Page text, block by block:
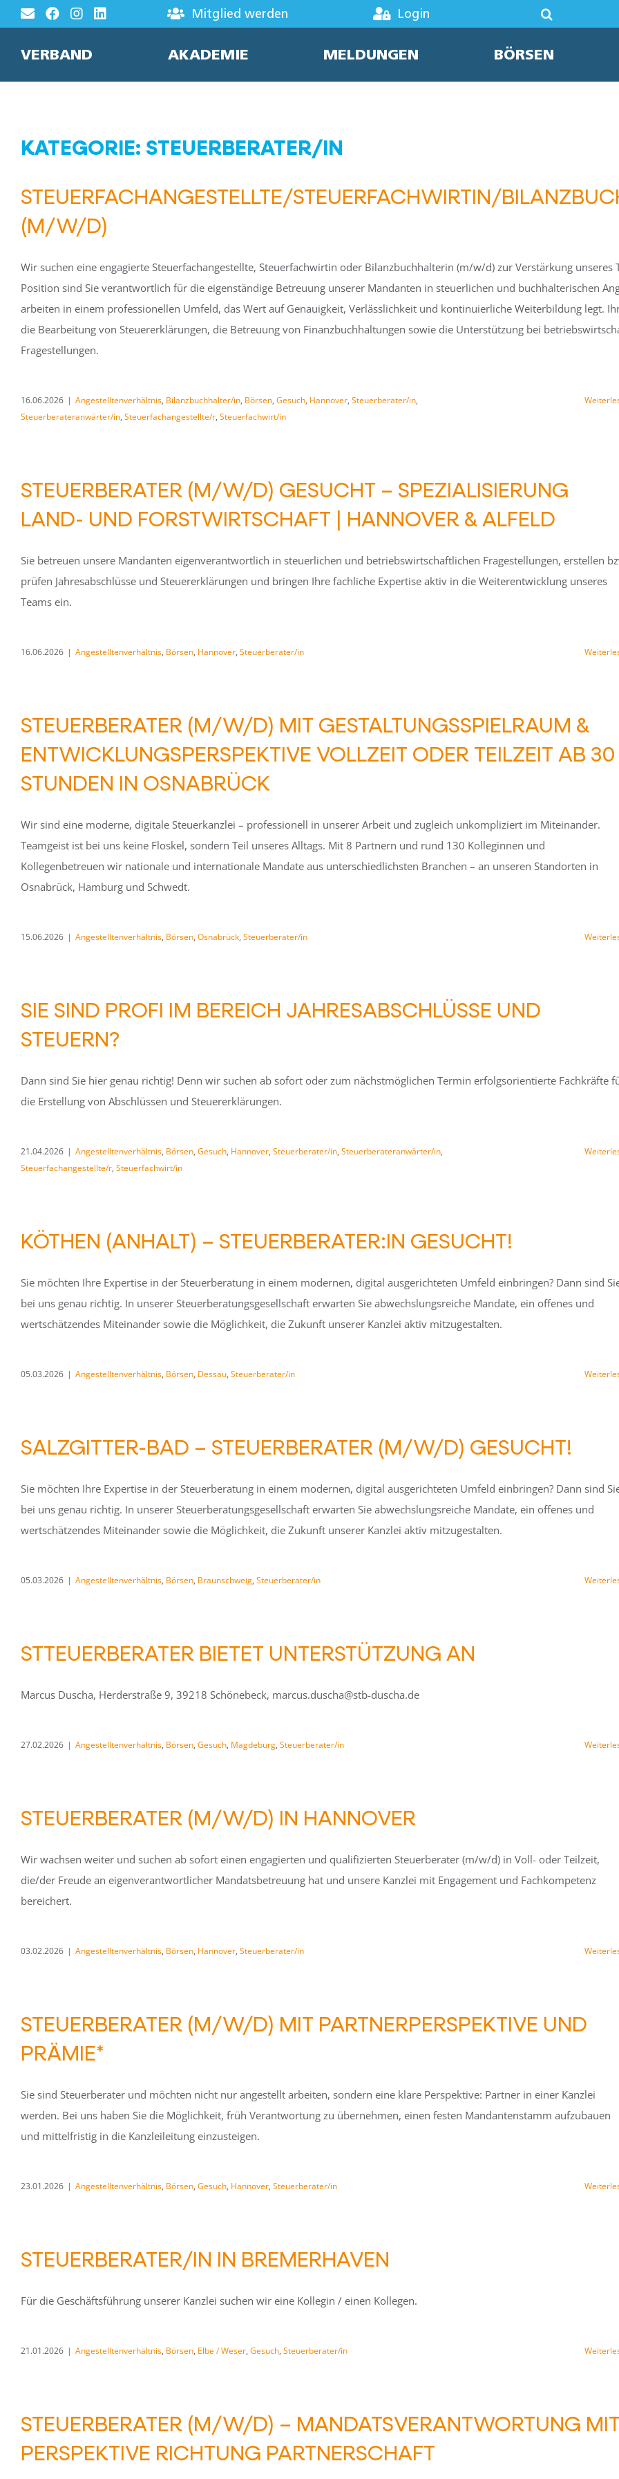
Zum
Inhalt
springen
Mitglied werden Login
VERBAND AKADEMIE MELDUNGEN BÖRSEN
KATEGORIE: STEUERBERATER/IN
STEUERFACHANGESTELLTE/STEUERFACHWIRTIN/
(M/W/D)
Wir suchen eine engagierte Steuerfachangestellte, Steuerfachwirtin oder Bilanzbuchhalterin (m/w/d) zur Verstärkung unseres
Position sind Sie verantwortlich für die eigenständige Betreuung unserer Mandanten in steuerlichen und buchhalterischen
arbeiten in einem professionellen Umfeld, das Wert auf Genauigkeit, Verlässlichkeit und kontinuierliche Weiterbildung legt.
die Bearbeitung von Steuererklärungen, die Betreuung von Finanzbuchhaltungen sowie die Unterstützung bei
Fragestellungen.
16.06.2026 | Angestelltenverhältnis, Bilanzbuchhalter/in, Börsen, Gesuch, Hannover, Steuerberater/in,
Steuerberateranwärter/in, Steuerfachangestellte/r, Steuerfachwirt/in
STEUERBERATER (M/W/D) GESUCHT – SPEZIALISIERUNG
LAND- UND FORSTWIRTSCHAFT | HANNOVER & ALFELD
Sie betreuen unsere Mandanten eigenverantwortlich in steuerlichen und betriebswirtschaftlichen Fragestellungen, erstellen
prüfen Jahresabschlüsse und Steuererklärungen und bringen Ihre fachliche Expertise aktiv in die Weiterentwicklung unseres
Teams ein.
16.06.2026 | Angestelltenverhältnis, Börsen, Hannover, Steuerberater/in
STEUERBERATER (M/W/D) MIT GESTALTUNGSSPIELRAUM &
ENTWICKLUNGSPERSPEKTIVE VOLLZEIT ODER TEILZEIT AB 30
STUNDEN IN OSNABRÜCK
Wir sind eine moderne, digitale Steuerkanzlei – professionell in unserer Arbeit und zugleich unkompliziert im Miteinander.
Teamgeist ist bei uns keine Floskel, sondern Teil unseres Alltags. Mit 8 Partnern und rund 130 Kolleginnen und
Kollegenbetreuen wir nationale und internationale Mandate aus unterschiedlichsten Branchen – an unseren Standorten in
Osnabrück, Hamburg und Schwedt.
15.06.2026 | Angestelltenverhältnis, Börsen, Osnabrück, Steuerberater/in
SIE SIND PROFI IM BEREICH JAHRESABSCHLÜSSE UND
STEUERN?
Dann sind Sie hier genau richtig! Denn wir suchen ab sofort oder zum nächstmöglichen Termin erfolgsorientierte Fachkräfte
die Erstellung von Abschlüssen und Steuererklärungen.
21.04.2026 | Angestelltenverhältnis, Börsen, Gesuch, Hannover, Steuerberater/in, Steuerberateranwärter/in,
Steuerfachangestellte/r, Steuerfachwirt/in
KÖTHEN (ANHALT) – STEUERBERATER:IN GESUCHT!
Sie möchten Ihre Expertise in der Steuerberatung in einem modernen, digital ausgerichteten Umfeld einbringen? Dann sind
bei uns genau richtig. In unserer Steuerberatungsgesellschaft erwarten Sie abwechslungsreiche Mandate, ein offenes und
wertschätzendes Miteinander sowie die Möglichkeit, die Zukunft unserer Kanzlei aktiv mitzugestalten.
05.03.2026 | Angestelltenverhältnis, Börsen, Dessau, Steuerberater/in
SALZGITTER-BAD – STEUERBERATER (M/W/D) GESUCHT!
Sie möchten Ihre Expertise in der Steuerberatung in einem modernen, digital ausgerichteten Umfeld einbringen? Dann sind
bei uns genau richtig. In unserer Steuerberatungsgesellschaft erwarten Sie abwechslungsreiche Mandate, ein offenes und
wertschätzendes Miteinander sowie die Möglichkeit, die Zukunft unserer Kanzlei aktiv mitzugestalten.
05.03.2026 | Angestelltenverhältnis, Börsen, Braunschweig, Steuerberater/in
STTEUERBERATER BIETET UNTERSTÜTZUNG AN
Marcus Duscha, Herderstraße 9, 39218 Schönebeck, marcus.duscha@stb-duscha.de
27.02.2026 | Angestelltenverhältnis, Börsen, Gesuch, Magdeburg, Steuerberater/in
STEUERBERATER (M/W/D) IN HANNOVER
Wir wachsen weiter und suchen ab sofort einen engagierten und qualifizierten Steuerberater (m/w/d) in Voll- oder Teilzeit,
die/der Freude an eigenverantwortlicher Mandatsbetreuung hat und unsere Kanzlei mit Engagement und Fachkompetenz
bereichert.
03.02.2026 | Angestelltenverhältnis, Börsen, Hannover, Steuerberater/in
STEUERBERATER (M/W/D) MIT PARTNERPERSPEKTIVE UND
PRÄMIE*
Sie sind Steuerberater und möchten nicht nur angestellt arbeiten, sondern eine klare Perspektive: Partner in einer Kanzlei
werden. Bei uns haben Sie die Möglichkeit, früh Verantwortung zu übernehmen, einen festen Mandantenstamm aufzubauen
und mittelfristig in die Kanzleileitung einzusteigen.
23.01.2026 | Angestelltenverhältnis, Börsen, Gesuch, Hannover, Steuerberater/in
STEUERBERATER/IN IN BREMERHAVEN
Für die Geschäftsführung unserer Kanzlei suchen wir eine Kollegin / einen Kollegen.
21.01.2026 | Angestelltenverhältnis, Börsen, Elbe / Weser, Gesuch, Steuerberater/in
STEUERBERATER (M/W/D) – MANDATSVERANTWORTUNG
PERSPEKTIVE RICHTUNG PARTNERSCHAFT